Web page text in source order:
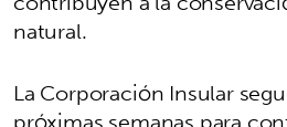
natural.
La Corporación Insular